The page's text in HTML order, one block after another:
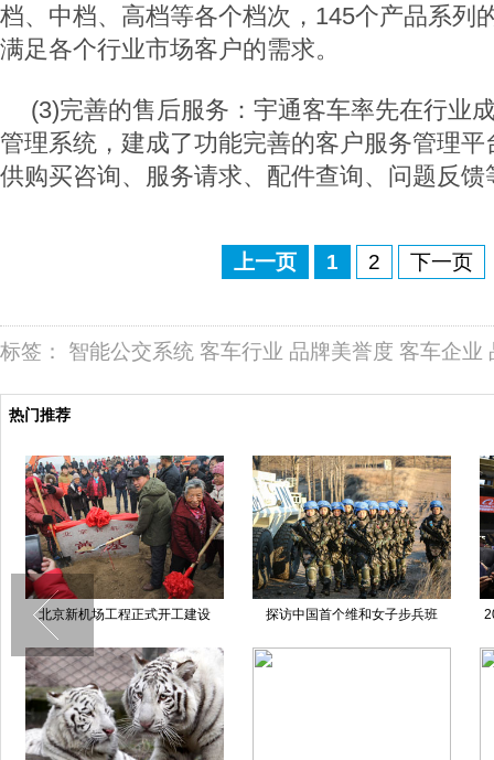
档、中档、高档等各个档次，145个产品系列
满足各个行业市场客户的需求。
(3)完善的售后服务：宇通客车率先在行业
管理系统，建成了功能完善的客户服务管理
供购买咨询、服务请求、配件查询、问题反馈
上一页 1 2 下一页
标签： 智能公交系统 客车行业 品牌美誉度 客车企业
热门推荐
北京新机场工程正式开工建设 探访中国首个维和女子步兵班